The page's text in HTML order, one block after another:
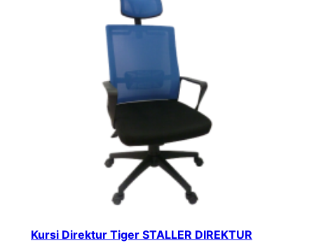
Kursi Direktur Tiger STALLER DIREKTUR